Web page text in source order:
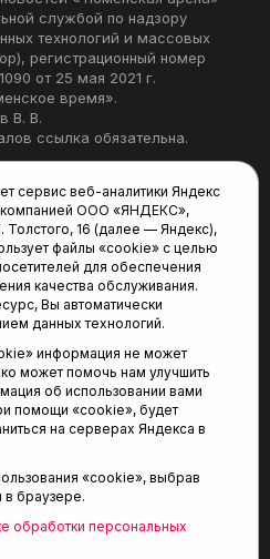
службой по надзору
технологий и массовых
регистрационный номер
от 25 мая 2021 г.
время».
В. В.
ссылка обязательна.
28А
новостей
сервис веб-аналитики Яндекс
компанией ООО «ЯНДЕКС»,
Толстого, 16 (далее — Яндекс),
файлы «cookie» с целью
для обеспечения
качества обслуживания.
Вы автоматически
данных технологий.
информация не может
может помочь нам улучшить
об использовании вами
помощи «cookie», будет
на серверах Яндекса в
«cookie», выбрав
в браузере.
обработки персональных